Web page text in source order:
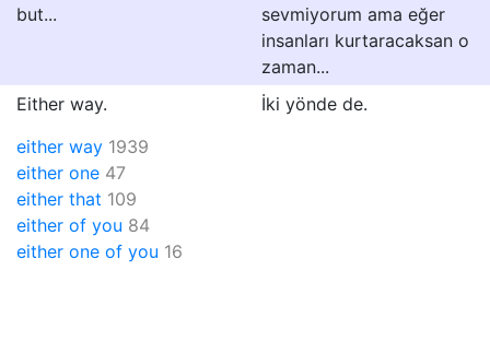
but...
sevmiyorum ama eğer
insanları kurtaracaksan o
zaman...
Either way.
İki yönde de.
either way 1939
either one 47
either that 109
either of you 84
either one of you 16